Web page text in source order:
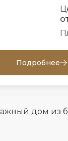
Подробнее